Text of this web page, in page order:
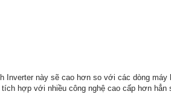
Inverter này sẽ cao hơn so với các dòng máy
hợp với nhiều công nghệ cao cấp hơn hẳn